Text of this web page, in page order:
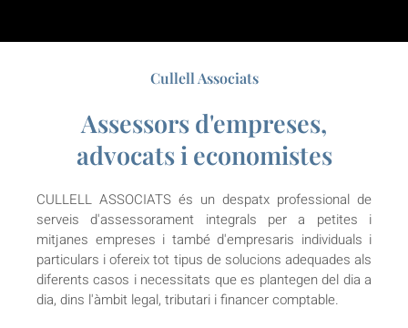
Cullell Associats
Assessors d'empreses,
advocats i economistes
CULLELL ASSOCIATS és un despatx professional de
serveis d'assessorament integrals per a petites i
mitjanes empreses i també d'empresaris individuals i
particulars i ofereix tot tipus de solucions adequades als
diferents casos i necessitats que es plantegen del dia a
dia, dins l'àmbit legal, tributari i financer comptable.